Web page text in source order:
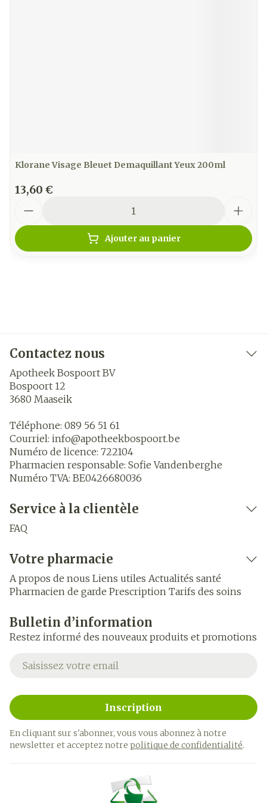
Klorane Visage Bleuet Demaquillant Yeux 200ml
13,60 €
Ajouter au panier
Contactez nous
Apotheek Bospoort BV
Bospoort 12
3680 Maaseik
Téléphone: 089 56 51 61
Courriel: info@apotheekbospoort.be
Numéro de licence: 722104
Pharmacien responsable: Sofie Vandenberghe
Numéro TVA: BE0426680036
Service à la clientèle
FAQ
Votre pharmacie
A propos de nous Liens utiles Actualités santé
Pharmacien de garde Prescription Tarifs des soins
Bulletin d’information
Restez informé des nouveaux produits et promotions
Adresse mail
Inscription
En cliquant sur s'abonner, vous vous abonnez à notre
newsletter et acceptez notre politique de confidentialité.